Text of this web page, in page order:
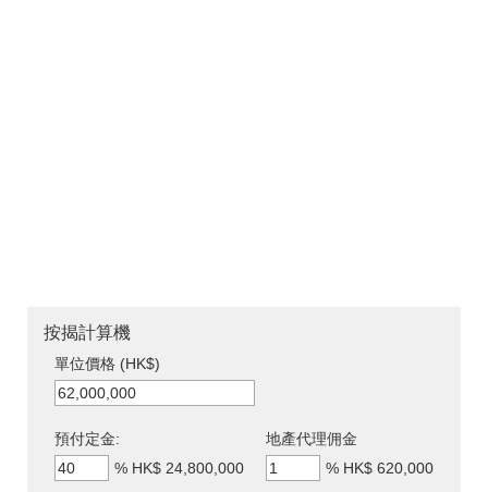
按揭計算機
單位價格 (HK$)
預付定金:
% HK$ 24,800,000
地產代理佣金
% HK$ 620,000